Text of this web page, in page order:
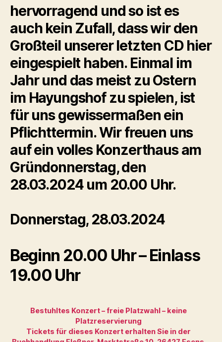
hervorragend und so ist es
auch kein Zufall, dass wir den
Großteil unserer letzten CD hier
eingespielt haben. Einmal im
Jahr und das meist zu Ostern
im Hayungshof zu spielen, ist
für uns gewissermaßen ein
Pflichttermin. Wir freuen uns
auf ein volles Konzerthaus am
Gründonnerstag, den
28.03.2024 um 20.00 Uhr.
Donnerstag, 28.03.2024
Beginn 20.00 Uhr – Einlass
19.00 Uhr
Bestuhltes Konzert – freie Platzwahl – keine
Platzreservierung
Tickets für dieses Konzert erhalten Sie in der